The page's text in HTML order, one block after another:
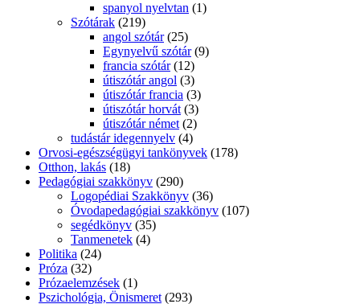
spanyol nyelvtan (1)
Szótárak (219)
angol szótár (25)
Egynyelvű szótár (9)
francia szótár (12)
útiszótár angol (3)
útiszótár francia (3)
útiszótár horvát (3)
útiszótár német (2)
tudástár idegennyelv (4)
Orvosi-egészségügyi tankönyvek (178)
Otthon, lakás (18)
Pedagógiai szakkönyv (290)
Logopédiai Szakkönyv (36)
Óvodapedagógiai szakkönyv (107)
segédkönyv (35)
Tanmenetek (4)
Politika (24)
Próza (32)
Prózaelemzések (1)
Pszichológia, Önismeret (293)